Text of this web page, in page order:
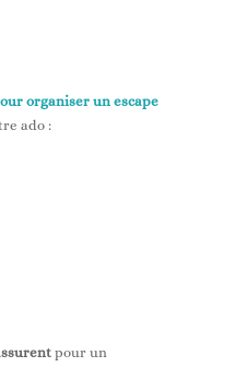
organiser un escape
ado :
pour un